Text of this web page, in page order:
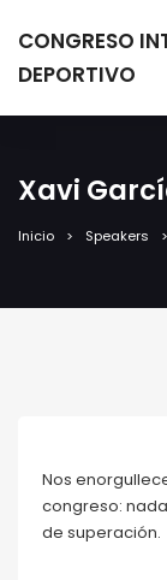
CONGRESO
DEPORTIVO
Xavi
Inicio Speakers
Nos
congreso:
de superación.